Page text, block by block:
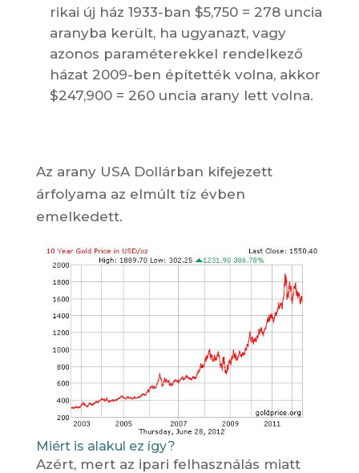
rikai új ház 1933-ban $5,750 = 278 uncia
aranyba került, ha ugyanazt, vagy
azonos paraméterekkel rendelkező
házat 2009-ben építették volna, akkor
$247,900 = 260 uncia arany lett volna.
Az arany USA Dollárban kifejezett
árfolyama az elmúlt tíz évben
emelkedett.
Miért is alakul ez így?
Azért, mert az ipari felhasználás miatt